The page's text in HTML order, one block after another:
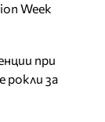
Week
при
рокли за